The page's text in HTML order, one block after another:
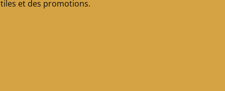
et des promotions.